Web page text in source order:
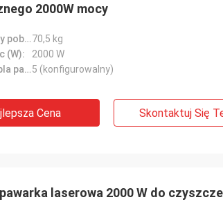
2000W mocy
Znamionowy pobór mocy (kW):70,5 kg
(W):
2000 W
Długość kabla pancerza (m):5 (konfigurowalny)
Cena Skontaktuj Się
laserowa 2000 W do